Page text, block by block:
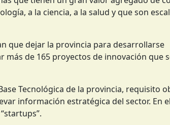
a la ciencia, a la salud y que son
que dejar la provincia para desarrollarse
de 165 proyectos de innovación que
Tecnológica de la provincia, requisito
información estratégica del sector. En